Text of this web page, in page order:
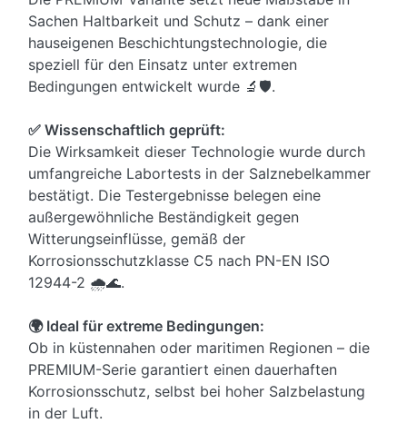
Sachen Haltbarkeit und Schutz – dank einer
hauseigenen Beschichtungstechnologie, die
speziell für den Einsatz unter extremen
Bedingungen entwickelt wurde 🔬🛡️.
✅ Wissenschaftlich geprüft:
Die Wirksamkeit dieser Technologie wurde durch
umfangreiche Labortests in der Salznebelkammer
bestätigt. Die Testergebnisse belegen eine
außergewöhnliche Beständigkeit gegen
Witterungseinflüsse, gemäß der
Korrosionsschutzklasse C5 nach PN-EN ISO
12944-2 🌧️🌊.
🌍 Ideal für extreme Bedingungen:
Ob in küstennahen oder maritimen Regionen – die
PREMIUM-Serie garantiert einen dauerhaften
Korrosionsschutz, selbst bei hoher Salzbelastung
in der Luft.